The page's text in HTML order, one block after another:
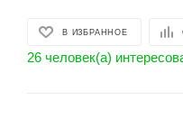
В ИЗБРАННОЕ
26 человек(а)